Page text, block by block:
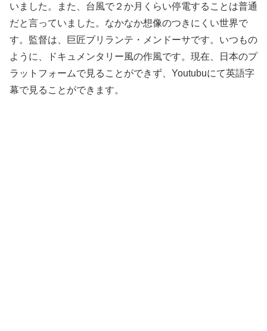
いました。また、台風で２か月くらい停電することは普通
だと言っていました。なかなか想像のつきにくい世界で
す。監督は、巨匠ブリランテ・メンドーサです。いつもの
ように、ドキュメンタリー風の作風です。現在、日本のプ
ラットフォームで見ることができず、Youtubuにて英語字
幕で見ることができます。